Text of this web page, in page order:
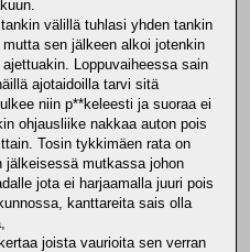
välillä tuhlasi yhden tankin
sen jälkeen alkoi jotenkin
Loppuvaiheessa sain
ajotaidoilla tarvi sitä
niin p**keleesti ja suoraa ei
ohjausliike nakkaa auton pois
Tosin tykkimäen rata on
jälkeisessä mutkassa johon
jota ei harjaamalla juuri pois
kanttareita sais olla
joista vaurioita sen verran